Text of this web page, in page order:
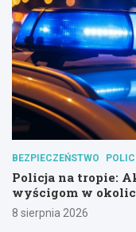
BEZPIECZEŃSTWO
Policja na tropie:
wyścigom w
8 sierpnia 2026